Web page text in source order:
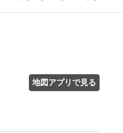
地図アプリで見る